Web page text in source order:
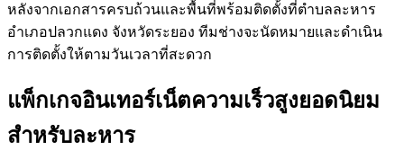
หลังจากเอกสารครบถ้วนและพื้นที่พร้อมติดตั้งที่ตำบลละหาร
อำเภอปลวกแดง จังหวัดระยอง ทีมช่างจะนัดหมายและดำเนิน
การติดตั้งให้ตามวันเวลาที่สะดวก
แพ็กเกจอินเทอร์เน็ตความเร็วสูงยอดนิยม
สำหรับละหาร